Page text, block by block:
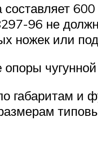
96 не
ножек или
габаритам